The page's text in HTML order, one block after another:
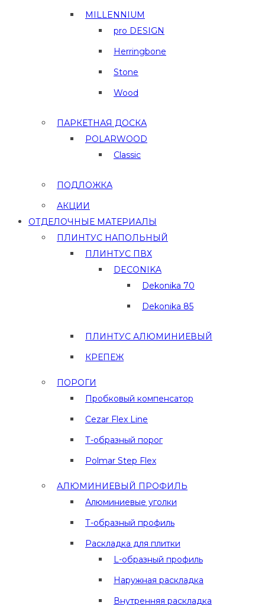
MILLENNIUM
pro DESIGN
Herringbone
Stone
Wood
ПАРКЕТНАЯ ДОСКА
POLARWOOD
Classic
ПОДЛОЖКА
АКЦИИ
ОТДЕЛОЧНЫЕ МАТЕРИАЛЫ
ПЛИНТУС НАПОЛЬНЫЙ
ПЛИНТУС ПВХ
DECONIKA
Dekonika 70
Dekonika 85
ПЛИНТУС АЛЮМИНИЕВЫЙ
КРЕПЕЖ
ПОРОГИ
Пробковый компенсатор
Cezar Flex Line
Т-образный порог
Polmar Step Flex
АЛЮМИНИЕВЫЙ ПРОФИЛЬ
Алюминиевые уголки
Т-образный профиль
Раскладка для плитки
L-образный профиль
Наружная раскладка
Внутренняя раскладка